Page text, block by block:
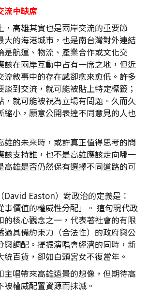
流中缺席
，高雄其實也是兩岸交流的重要節
大的海港城市，也是南台灣對外連結
是航運、物流、產業合作或文化交
該在兩岸互動中占有一席之地，但近
流敘事中的存在感卻愈來愈低。許多
談到交流，就可能被貼上特定標籤；
，就可能被視為立場有問題。久而久
縮小，願意公開表達不同意見的人也
雄的未來時，或許真正值得思考的問
該支持誰，也不是高雄應該走向哪一
高雄是否仍然保有選擇不同道路的可
David Easton）對政治的定義是：
事價值的權威性分配」。 這句現代政
的核心觀念之一，代表著社會的有限
過具備約束力（合法性）的政府與公
與調配。提振演唱會經濟的同時，新
統百貨，卻如白頭宮女不復當年。
主唱帶來高雄遠景的想像，但期待高
權威配置資源而抹滅。